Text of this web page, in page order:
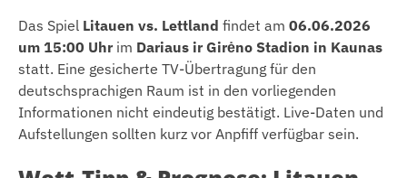
Das Spiel Litauen vs. Lettland findet am 06.06.2026
um 15:00 Uhr im Dariaus ir Girėno Stadion in Kaunas
statt. Eine gesicherte TV-Übertragung für den
deutschsprachigen Raum ist in den vorliegenden
Informationen nicht eindeutig bestätigt. Live-Daten und
Aufstellungen sollten kurz vor Anpfiff verfügbar sein.